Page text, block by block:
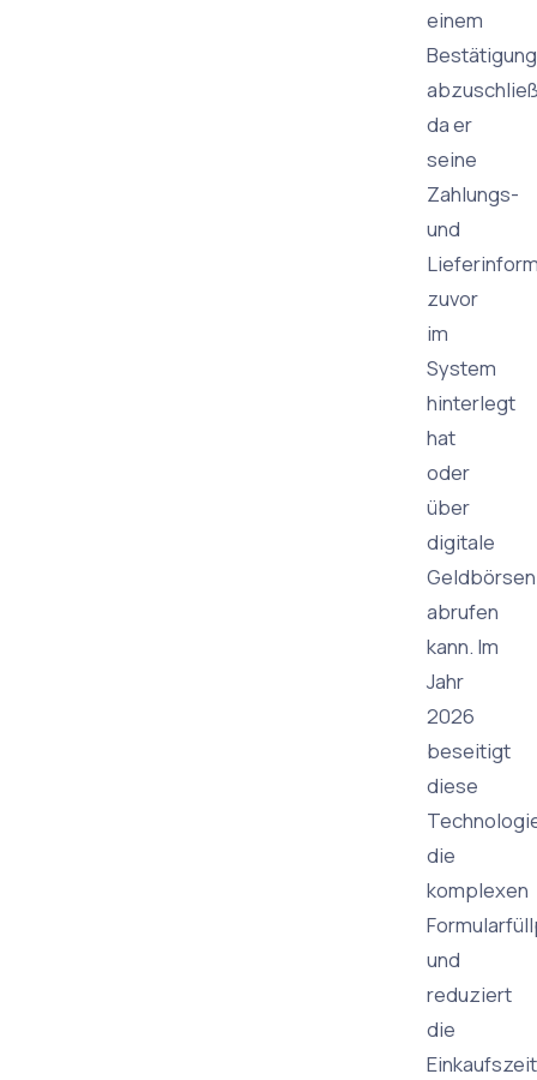
einem
da er
seine
Zahlungs-
und
zuvor
im
System
hinterlegt
hat
oder
über
digitale
Geldbörsen
abrufen
kann. Im
Jahr
2026
beseitigt
diese
die
komplexen
und
reduziert
die
Einkaufszeit